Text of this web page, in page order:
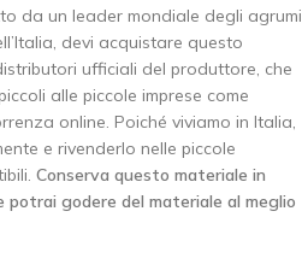
da un leader mondiale degli agrumi
devi acquistare questo
ufficiali del produttore, che
alle piccole imprese come
online. Poiché viviamo in Italia,
e rivenderlo nelle piccole
Conserva questo materiale in
potrai godere del materiale al meglio